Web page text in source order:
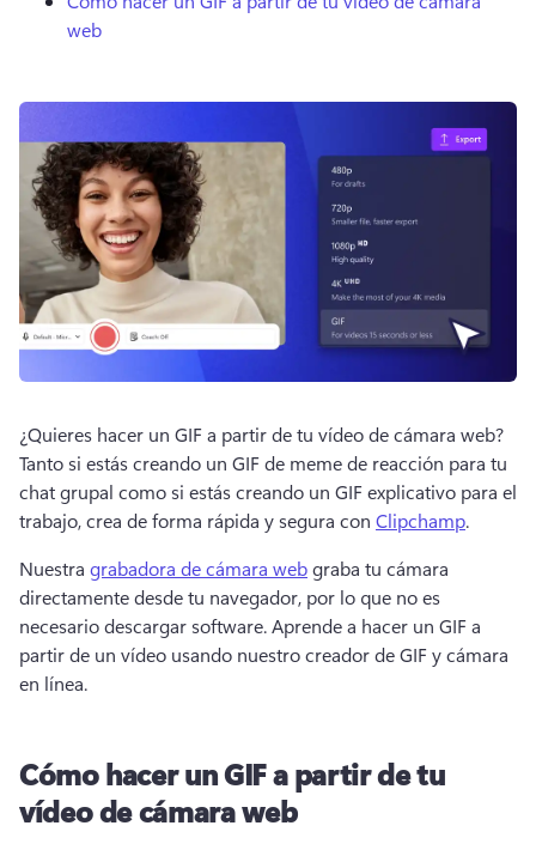
Probar gratis
web
Tanto si estás creando un GIF de meme de reacción para tu
chat grupal como si estás creando un GIF explicativo para el
trabajo, crea de forma rápida y segura con Clipchamp.
Nuestra grabadora de cámara web graba tu cámara
directamente desde tu navegador, por lo que no es
necesario descargar software. Aprende a hacer un GIF a
partir de un vídeo usando nuestro creador de GIF y cámara
en línea.
Cómo hacer un GIF a partir de tu
vídeo de cámara web